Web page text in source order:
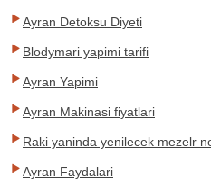
Ayran Detoksu Diyeti
Blodymari yapimi tarifi
Ayran Yapimi
Ayran Makinasi fiyatlari
Raki yaninda yenilecek mezelr
Ayran Faydalari